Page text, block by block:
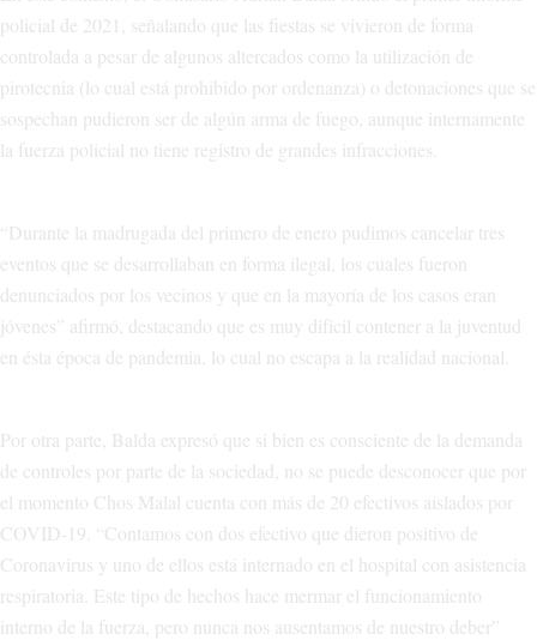
policial de 2021, señalando que las fiestas se vivieron de forma
controlada a pesar de algunos altercados como la utilización de
pirotecnia (lo cual está prohibido por ordenanza) o detonaciones que se
sospechan pudieron ser de algún arma de fuego, aunque internamente
la fuerza policial no tiene registro de grandes infracciones.
“Durante la madrugada del primero de enero pudimos cancelar tres
eventos que se desarrollaban en forma ilegal, los cuales fueron
denunciados por los vecinos y que en la mayoría de los casos eran
jóvenes” afirmó, destacando que es muy difícil contener a la juventud
en ésta época de pandemia, lo cual no escapa a la realidad nacional.
Por otra parte, Balda expresó que si bien es consciente de la demanda
de controles por parte de la sociedad, no se puede desconocer que por
el momento Chos Malal cuenta con más de 20 efectivos aislados por
COVID-19. “Contamos con dos efectivo que dieron positivo de
Coronavirus y uno de ellos está internado en el hospital con asistencia
respiratoria. Este tipo de hechos hace mermar el funcionamiento
interno de la fuerza, pero nunca nos ausentamos de nuestro deber”